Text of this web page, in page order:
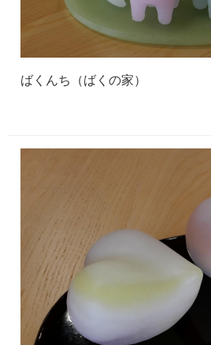
ばくんち（ばくの家）